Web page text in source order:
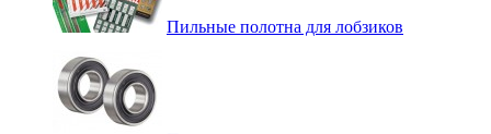
Пильные полотна для лобзиков